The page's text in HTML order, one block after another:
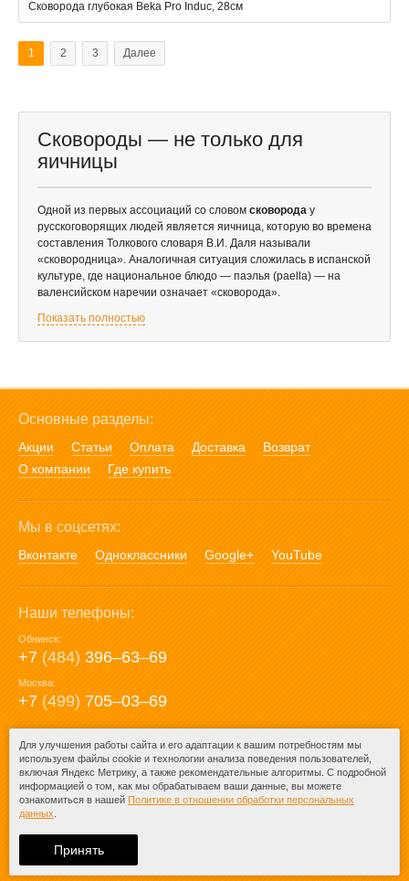
Сковорода глубокая Beka Pro Induc, 28см
1 2 3 Далее
Сковороды — не только для
яичницы
Одной из первых ассоциаций со словом сковорода у
русскоговорящих людей является яичница, которую во времена
составления Толкового словаря В.И. Даля называли
«сковородница». Аналогичная ситуация сложилась в испанской
культуре, где национальное блюдо — паэлья (paella) — на
валенсийском наречии означает «сковорода».
Показать полностью
Основные разделы:
Акции Статьи Оплата Доставка
Возврат
О компании
Где купить
Мы в соцсетях:
Вконтакте Одноклассники Google+ YouTube
Наши телефоны:
Обнинск:
+7 (484) 396‒63‒69
Москва:
+7 (499) 705‒03‒69
E-mail:
mail@posuda40.ru
При любом копировании информации
ссылка на
Для улучшения работы сайта и его адаптации к вашим потребностям мы
используем файлы cookie и технологии анализа поведения пользователей,
включая Яндекс Метрику, а также рекомендательные алгоритмы. С подробной
информацией о том, как мы обрабатываем ваши данные, вы можете
ознакомиться в нашей Политике в отношении обработки персональных
данных
Принять